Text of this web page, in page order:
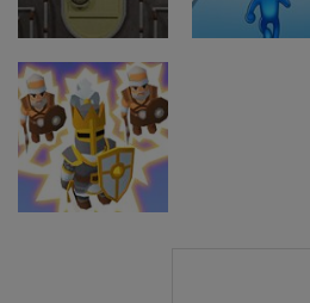
Strateške igre
Pobeg iz
detektivske
sobe